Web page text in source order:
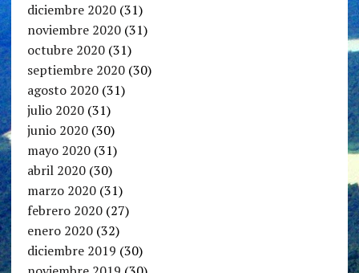
diciembre 2020(31)
noviembre 2020(31)
octubre 2020(31)
septiembre 2020(30)
agosto 2020(31)
julio 2020(31)
junio 2020(30)
mayo 2020(31)
abril 2020(30)
marzo 2020(31)
febrero 2020(27)
enero 2020(32)
diciembre 2019 (30)